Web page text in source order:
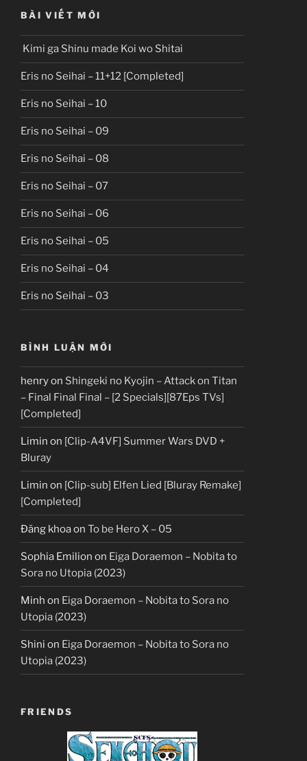
BÀI VIẾT MỚI
Kimi ga Shinu made Koi wo Shitai
Eris no Seihai – 11+12 [Completed]
Eris no Seihai – 10
Eris no Seihai – 09
Eris no Seihai – 08
Eris no Seihai – 07
Eris no Seihai – 06
Eris no Seihai – 05
Eris no Seihai – 04
Eris no Seihai – 03
BÌNH LUẬN MỚI
henryon Shingeki no Kyojin – Attack on Titan
– Final Final Final – [2 Specials][87Eps TVs]
[Completed]
Limin on [Clip-A4VF] Summer Wars DVD +
Bluray
Limin on [Clip-sub] Elfen Lied [Bluray Remake]
[Completed]
Đăng khoaon To be Hero X – 05
Sophia Emilion on Eiga Doraemon – Nobita to
Sora no Utopia (2023)
Minh on Eiga Doraemon – Nobita to Sora no
Utopia (2023)
Shini on Eiga Doraemon – Nobita to Sora no
Utopia (2023)
FRIENDS